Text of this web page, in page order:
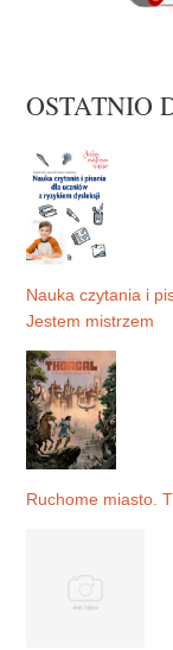
OSTATNIO
Nauka czytania i
Jestem mistrzem
Ruchome miasto.